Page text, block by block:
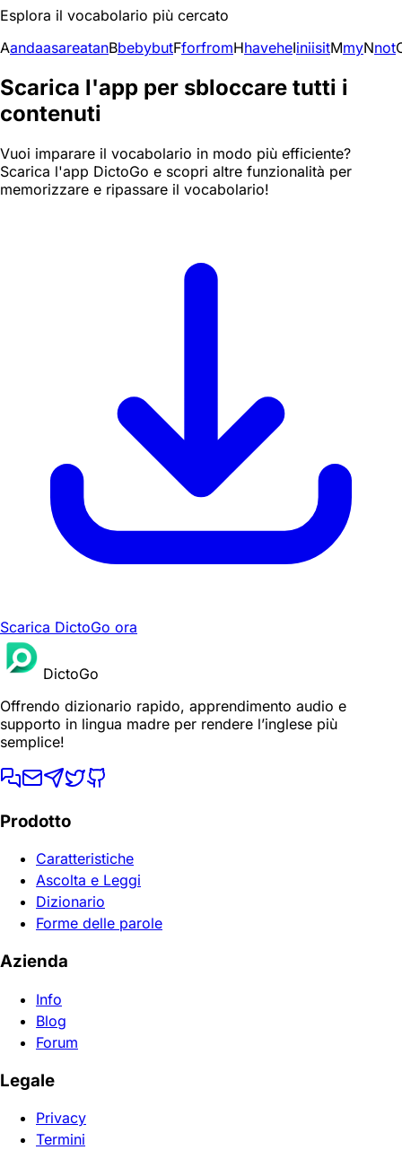
Esplora il vocabolario più cercato
AandaasareatanBbebybutFforfromHhaveheIiniisitMmyNnot
Scarica l'app per sbloccare tutti i
contenuti
Vuoi imparare il vocabolario in modo più efficiente?
Scarica l'app DictoGo e scopri altre funzionalità per
memorizzare e ripassare il vocabolario!
Scarica DictoGo ora
DictoGo
Offrendo dizionario rapido, apprendimento audio e
supporto in lingua madre per rendere l’inglese più
semplice!
Prodotto
Caratteristiche
Ascolta e Leggi
Dizionario
Forme delle parole
Azienda
Info
Blog
Forum
Legale
Privacy
Termini